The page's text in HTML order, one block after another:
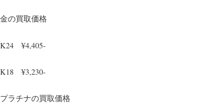
金の買取価格
K24 ¥4,405-
K18 ¥3,230-
プラチナの買取価格